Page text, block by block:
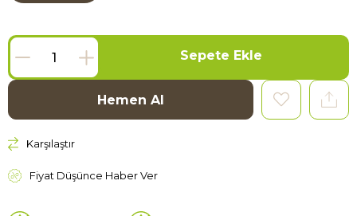
Karşılaştır
Fiyat Düşünce Haber Ver